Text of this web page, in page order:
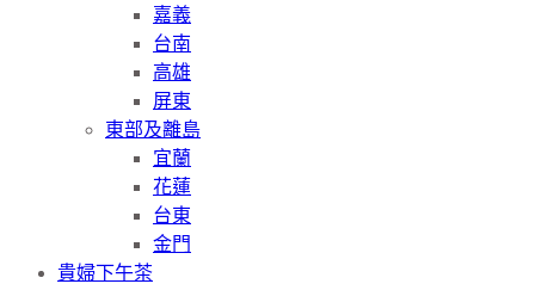
嘉義
台南
高雄
屏東
東部及離島
宜蘭
花蓮
台東
金門
貴婦下午茶